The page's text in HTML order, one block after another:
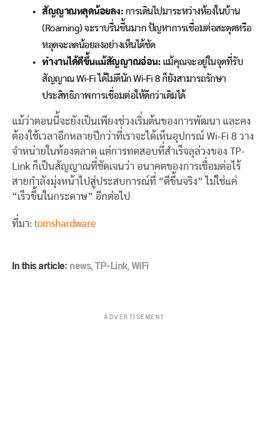
สัญญาณหลุดน้อยลง: การเดินไปมาระหว่างห้องในบ้าน
(Roaming) จะราบรื่นขึ้นมาก ปัญหาการเชื่อมต่อสะดุดหรือ
หลุดจะลดน้อยลงอย่างเห็นได้ชัด
ทำงานได้ดีขึ้นแม้สัญญาณอ่อน: แม้คุณจะอยู่ในจุดที่รับ
สัญญาณ Wi-Fi ได้ไม่ดีนัก Wi-Fi 8 ก็ยังสามารถรักษา
ประสิทธิภาพการเชื่อมต่อให้ดีกว่าเดิมได้
แม้ว่าตอนนี้จะยังเป็นเพียงช่วงเริ่มต้นของการพัฒนา และคง
ต้องใช้เวลาอีกหลายปีกว่าที่เราจะได้เห็นอุปกรณ์ Wi-Fi 8 วาง
จำหน่ายในท้องตลาด แต่การทดสอบที่สำเร็จลุล่วงของ TP-
Link ก็เป็นสัญญาณที่ชัดเจนว่า อนาคตของการเชื่อมต่อไร้
สายกำลังมุ่งหน้าไปสู่ประสบการณ์ที่ “ดีขึ้นจริง” ไม่ใช่แค่
“เร็วขึ้นในกระดาษ” อีกต่อไป
ที่มา: tomshardware
In this article:news,TP-Link,WiFi
ADVERTISEMENT